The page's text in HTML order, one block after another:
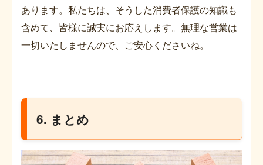
あります。私たちは、そうした消費者保護の知識も
含めて、皆様に誠実にお応えします。無理な営業は
一切いたしませんので、ご安心くださいね。
6. まとめ